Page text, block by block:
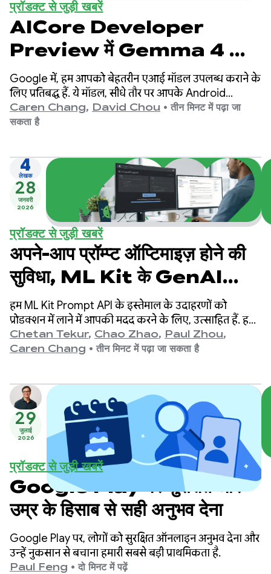
प्रॉडक्ट से जुड़ी खबरें
AICore Developer
Preview में Gemma 4 की
उपलब्धता के बारे में जानकारी
Google में, हम आपको बेहतरीन एआई मॉडल उपलब्ध कराने के
लिए प्रतिबद्ध हैं. ये मॉडल, सीधे तौर पर आपके Android
डिवाइसों पर उपलब्ध होंगे. आज हमें यह बताते हुए बहुत खुशी हो
रही है कि हमने अपना सबसे नया और बेहतरीन ओपन मॉडल,
Caren Chang, David Chou • तीन मिनट में पढ़ा जा
सकता है
4
लेखक
28
जनवरी
2026
प्रॉडक्ट से जुड़ी खबरें
अपने-आप प्रॉम्प्ट ऑप्टिमाइज़ होने की
सुविधा, ML Kit के GenAI
Prompt API के लिए क्वालिटी
को कैसे बेहतर बनाती है
हम ML Kit Prompt API के इस्तेमाल के उदाहरणों को
प्रोडक्शन में लाने में आपकी मदद करने के लिए, उत्साहित हैं. हम
Vertex AI पर डिवाइस पर मौजूद मॉडल को टारगेट करने वाले,
ऑटोमेटेड प्रॉम्प्ट ऑप्टिमाइज़ेशन (एपीओ) की सुविधा लॉन्च कर
आप ढूंढने में आपकी मदद करता है.
Chetan Tekur, Chao Zhao, Paul Zhou,
Caren Chang • तीन मिनट में पढ़ा जा सकता है
29
जुलाई
2026
प्रॉडक्ट से जुड़ी खबरें
Google Play पर सुरक्षित और
उम्र के हिसाब से सही अनुभव देना
Google Play पर, लोगों को सुरक्षित ऑनलाइन अनुभव देना और
उन्हें नुकसान से बचाना हमारी सबसे बड़ी प्राथमिकता है.
Paul Feng • दो मिनट में पढ़ें